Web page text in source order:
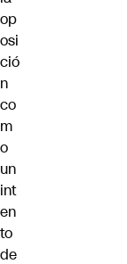
op
osi
ció
n
co
m
o
un
int
en
to
de